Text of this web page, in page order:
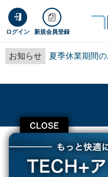
ログイン 新規会員登録
お知らせ 夏季休業期間
TECH+ テクノロジー
半
Raptor Lake値上げという噂